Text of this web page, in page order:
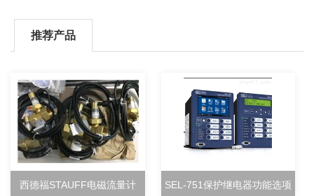
推荐产品
西德福STAUFF电磁流量计 SEL-751保护继电器功能选项